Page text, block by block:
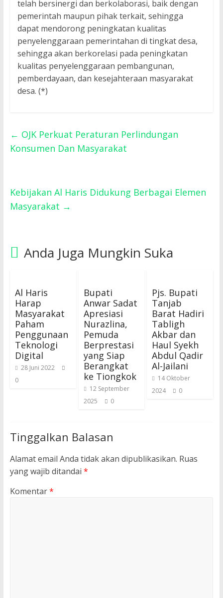
telah bersinergi dan berkolaborasi, baik dengan
pemerintah maupun pihak terkait, sehingga
dapat mendorong peningkatan kualitas
penyelenggaraan pemerintahan di tingkat desa,
sehingga akan berkorelasi pada peningkatan
kualitas penyelenggaraan pembangunan,
pemberdayaan, dan kesejahteraan masyarakat
desa. (*)
← OJK Perkuat Peraturan Perlindungan
Konsumen Dan Masyarakat
Kebijakan Al Haris Didukung Berbagai Elemen
Masyarakat →
Anda Juga Mungkin Suka
Al Haris
Harap
Masyarakat
Paham
Penggunaan
Teknologi
Digital
28 Juni 2022
0
Bupati
Anwar Sadat
Apresiasi
Nurazlina,
Pemuda
Berprestasi
yang Siap
Berangkat
ke Tiongkok
12 September
2025
0
Pjs. Bupati
Tanjab
Barat Hadiri
Tabligh
Akbar dan
Haul Syekh
Abdul Qadir
Al-Jailani
14 Oktober
2024
0
Tinggalkan Balasan
Alamat email Anda tidak akan dipublikasikan. Ruas
yang wajib ditandai *
Komentar*